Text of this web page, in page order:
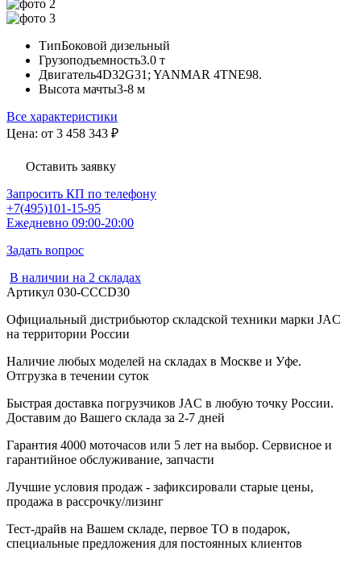
ТипБоковой дизельный
Грузоподъемность3.0 т
Двигатель4D32G31; YANMAR 4TNE98.
Высота мачты3-8 м
Все характеристики
Цена: от 3 458 343 ₽
Оставить заявку
Запросить КП по телефону
+7(495)101-15-95
Ежедневно 09:00-20:00
Задать вопрос
В наличии на 2 складах
Артикул 030-CCCD30
Официальный дистрибьютор складской техники марки JAC
на территории России
Наличие любых моделей на складах в Москве и Уфе.
Отгрузка в течении суток
Быстрая доставка погрузчиков JAC в любую точку России.
Доставим до Вашего склада за 2-7 дней
Гарантия 4000 моточасов или 5 лет на выбор. Сервисное и
гарантийное обслуживание, запчасти
Лучшие условия продаж - зафиксировали старые цены,
продажа в рассрочку/лизинг
Тест-драйв на Вашем складе, первое ТО в подарок,
специальные предложения для постоянных клиентов